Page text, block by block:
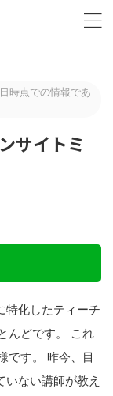
時点での情報であ
サイトミ
特化したティーチ
んどです。 これ
です。 昨今、目
いない講師が教え